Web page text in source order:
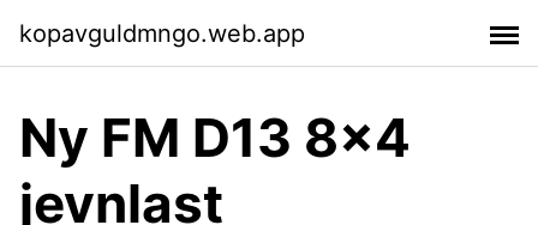
kopavguldmngo.web.app
Ny FM D13 8x4
jevnlast